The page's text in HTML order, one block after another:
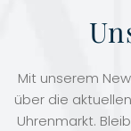
Mit unserem
über die
Uhrenmarkt.